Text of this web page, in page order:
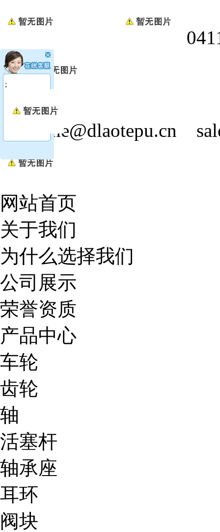
jasmine@dlaotepu.cn
网站首页
关于我们
为什么选择我们
公司展示
荣誉资质
产品中心
车轮
齿轮
轴
活塞杆
轴承座
耳环
阀块
;